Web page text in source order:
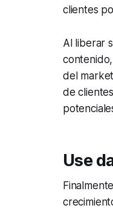
clientes
Al liberar
del
de
Use